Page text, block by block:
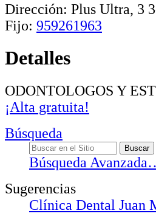
Dirección: Plus Ultra, 3
Fijo: 959261963
Detalles
ODONTOLOGOS Y
¡Alta gratuita!
Búsqueda
Búsqueda
Sugerencias
Clínica Dental Juan